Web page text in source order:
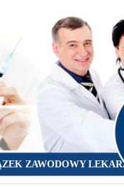
ZAWODOWY